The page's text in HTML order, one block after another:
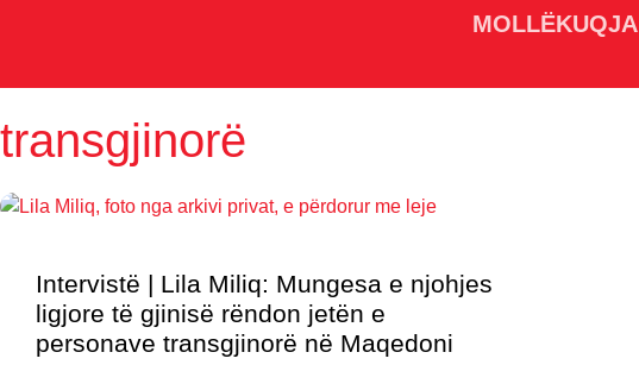
MOLLËKUQJA
transgjinorë
Intervistë | Lila Miliq: Mungesa e njohjes
ligjore të gjinisë rëndon jetën e
personave transgjinorë në Maqedoni